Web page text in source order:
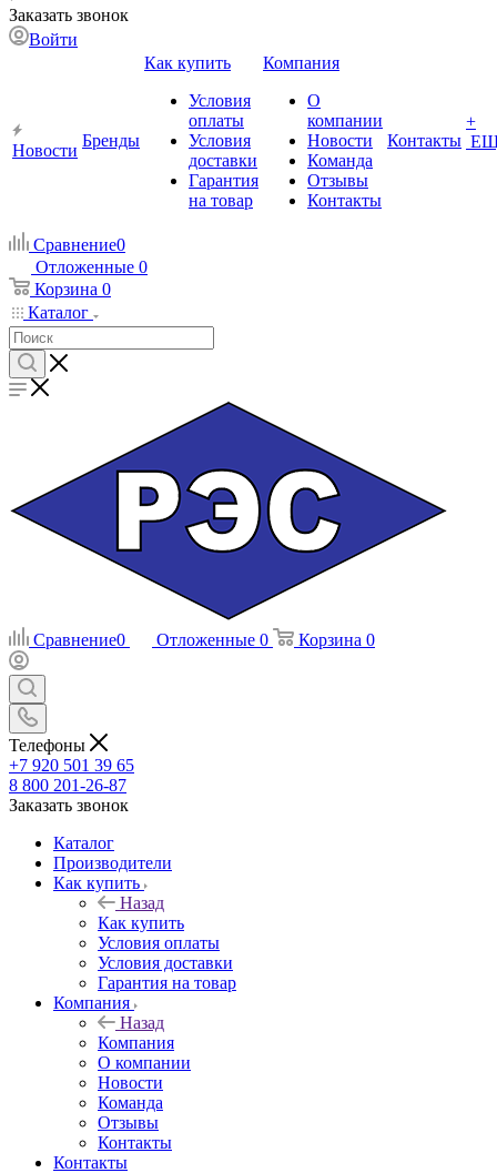
Заказать звонок
Войти
Новости
Бренды
Как купить
Условия
оплаты
Условия
доставки
Гарантия
на товар
Компания
О
компании
Новости
Команда
Отзывы
Контакты
Контакты
+
Сравнение0
Отложенные 0
Корзина 0
Каталог
Сравнение0 Отложенные 0 Корзина 0
Телефоны
+7 920 501 39 65
8 800 201-26-87
Заказать звонок
Каталог
Производители
Как купить
Назад
Как купить
Условия оплаты
Условия доставки
Гарантия на товар
Компания
Назад
Компания
О компании
Новости
Команда
Отзывы
Контакты
Контакты